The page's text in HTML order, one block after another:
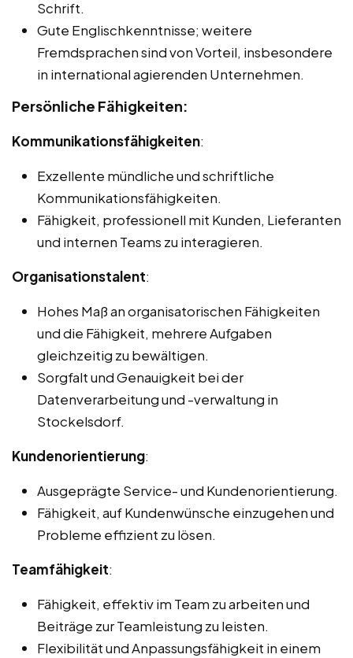
Schrift.
Gute Englischkenntnisse; weitere
Fremdsprachen sind von Vorteil, insbesondere
in international agierenden Unternehmen.
Persönliche Fähigkeiten:
Kommunikationsfähigkeiten:
Exzellente mündliche und schriftliche
Kommunikationsfähigkeiten.
Fähigkeit, professionell mit Kunden, Lieferanten
und internen Teams zu interagieren.
Organisationstalent:
Hohes Maß an organisatorischen Fähigkeiten
und die Fähigkeit, mehrere Aufgaben
gleichzeitig zu bewältigen.
Sorgfalt und Genauigkeit bei der
Datenverarbeitung und -verwaltung in
Stockelsdorf.
Kundenorientierung:
Ausgeprägte Service- und Kundenorientierung.
Fähigkeit, auf Kundenwünsche einzugehen und
Probleme effizient zu lösen.
Teamfähigkeit:
Fähigkeit, effektiv im Team zu arbeiten und
Beiträge zur Teamleistung zu leisten.
Flexibilität und Anpassungsfähigkeit in einem